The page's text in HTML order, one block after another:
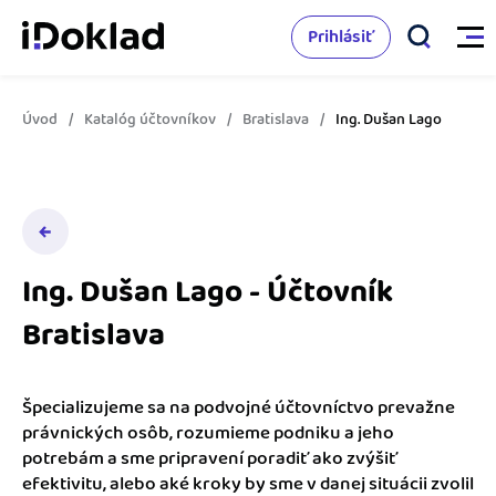
Sledovanie cashflow
Prepojenie na ďalšie systémy
Spriatelení účtovníci
Vzdelanie
Nápoveda
Ako začať s podnikaním
Ako sa vyznať vo fakturácii
Prihlásiť
Úvod Katalóg účtovníkov Bratislava Ing. Dušan Lago
Ing. Dušan Lago - Účtovník
Bratislava
Špecializujeme sa na podvojné účtovníctvo prevažne
právnických osôb, rozumieme podniku a jeho
potrebám a sme pripravení poradiť ako zvýšiť
efektivitu, alebo aké kroky by sme v danej situácii zvolil